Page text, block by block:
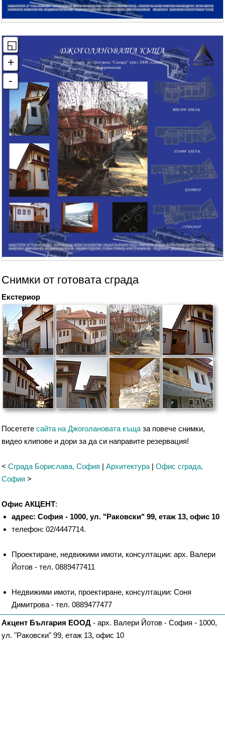
Снимки от готовата сграда
Екстериор
Посетете сайта на Джоголановата къща за повече снимки,
видео клипове и дори за да си направите резервация!
< Сграда Борислава, София | Архитектура | Офис сграда,
София >
Офис АКЦЕНТ:
адрес: София - 1000, ул. "Раковски" 99, етаж 13, офис 10
телефон: 02/4447714.
Проектиране, недвижими имоти, консултации: арх. Валери
Йотов - тел. 0889477411
Недвижими имоти, проектиране, консултации: Соня
Димитрова - тел. 0889477477
Акцент България ЕООД - арх. Валери Йотов - София - 1000,
ул. "Раковски" 99, етаж 13, офис 10